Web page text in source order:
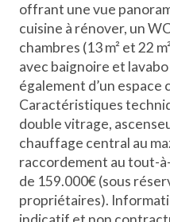
offrant une vue
cuisine à rénover, un
chambres (13 m² et 22
avec baignoire et
également d’un espace
Caractéristiques
double vitrage,
chauffage central au
raccordement au tout-
de 159.000€ (sous
propriétaires).